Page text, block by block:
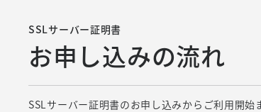
お申し込みの流れ
SSLサーバー証明書
SSLサーバー証明書のお申し込みからご利用開始